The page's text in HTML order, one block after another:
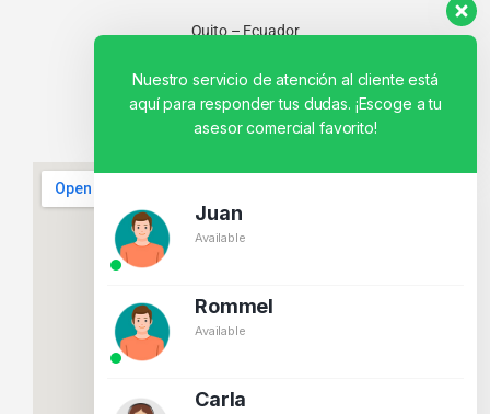
Quito – Ecuador
Nuestro servicio de atención al cliente está
aquí para responder tus dudas. ¡Escoge a tu
asesor comercial favorito!
Juan
Available
Rommel
Available
Carla